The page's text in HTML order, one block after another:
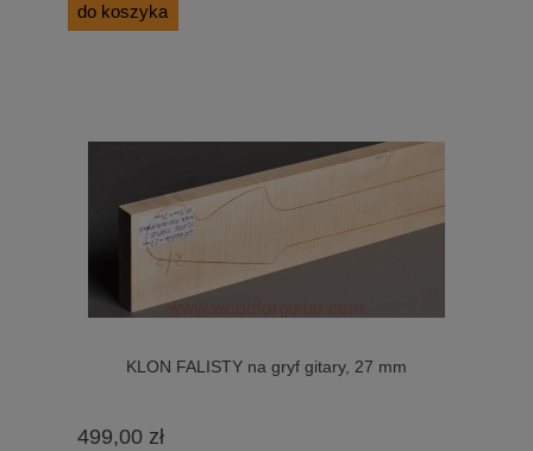
do koszyka
KLON FALISTY na gryf gitary, 27 mm
499,00 zł